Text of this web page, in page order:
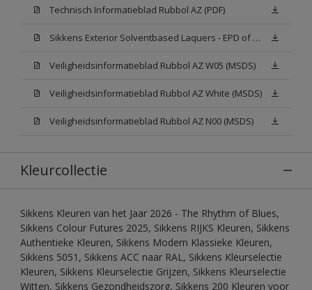
Technisch Informatieblad Rubbol AZ (PDF)
Sikkens Exterior Solventbased Laquers - EPD of Milieuproductverklaring
Veiligheidsinformatieblad Rubbol AZ W05 (MSDS)
Veiligheidsinformatieblad Rubbol AZ White (MSDS)
Veiligheidsinformatieblad Rubbol AZ N00 (MSDS)
Kleurcollectie
Sikkens Kleuren van het Jaar 2026 - The Rhythm of Blues,
Sikkens Colour Futures 2025, Sikkens RIJKS Kleuren, Sikkens
Authentieke Kleuren, Sikkens Modern Klassieke Kleuren,
Sikkens 5051, Sikkens ACC naar RAL, Sikkens Kleurselectie
Kleuren, Sikkens Kleurselectie Grijzen, Sikkens Kleurselectie
Witten, Sikkens Gezondheidszorg, Sikkens 200 Kleuren voor